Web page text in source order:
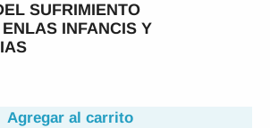
SUFRIMIENTO
INFANCIS Y
Agregar al carrito